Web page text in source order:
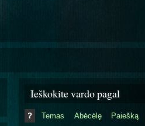
Ieškokite vardo pagal
? Temas Abėcėlę
Paiešką